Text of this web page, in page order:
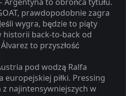
Argentyna to obrońca tytułu.
prawdopodobnie zagra
wygra, będzie to piąty
back-to-back od
to przyszłość
pod wodzą Ralfa
europejskiej piłki. Pressing
najintensywniejszych w